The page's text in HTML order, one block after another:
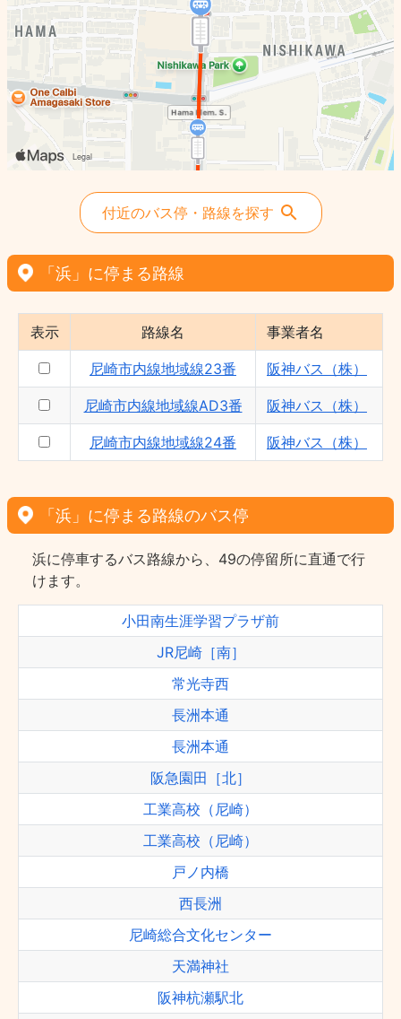
付近のバス停・路線を探す
「浜」に停まる路線
表示 路線名 事業者名
尼崎市内線地域線23番 阪神バス（株）
尼崎市内線地域線AD3番 阪神バス（株）
尼崎市内線地域線24番 阪神バス（株）
「浜」に停まる路線のバス停
浜に停車するバス路線から、49の停留所に直通で行
けます。
小田南生涯学習プラザ前
JR尼崎［南］
常光寺西
長洲本通
長洲本通
阪急園田［北］
工業高校（尼崎）
工業高校（尼崎）
戸ノ内橋
西長洲
尼崎総合文化センター
天満神社
阪神杭瀬駅北